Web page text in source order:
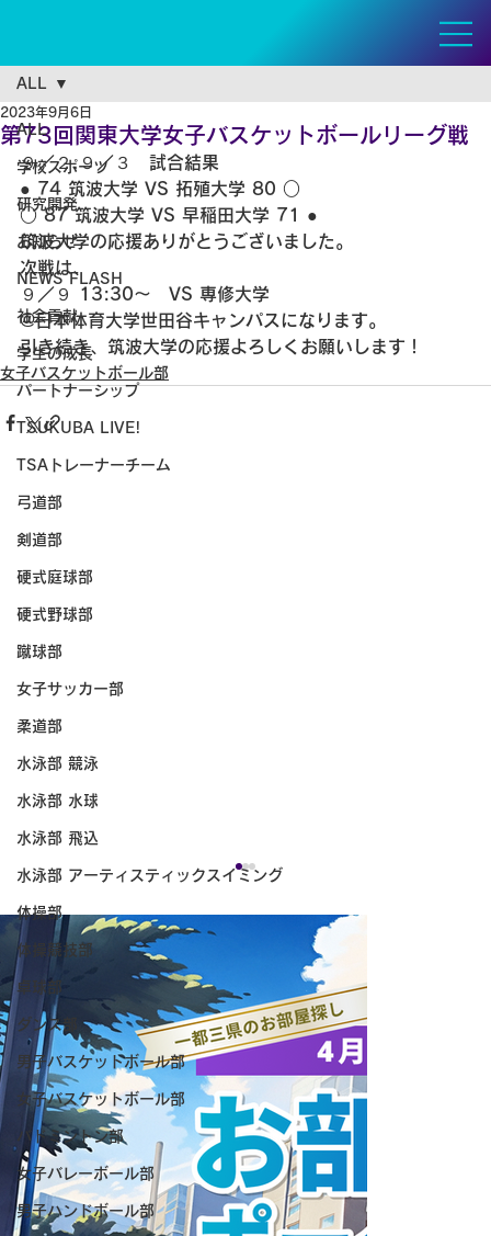
ALL
学校スポーツ
研究開発
お知らせ
NEWS FLASH
社会貢献
学生の成長
パートナーシップ
TSUKUBA LIVE!
TSAトレーナーチーム
弓道部
剣道部
硬式庭球部
硬式野球部
蹴球部
女子サッカー部
柔道部
水泳部 競泳
水泳部 水球
水泳部 飛込
水泳部 アーティスティックスイミング
体操部
体操競技部
卓球部
ダンス部
男子バスケットボール部
女子バスケットボール部
バドミントン部
女子バレーボール部
男子ハンドボール部
ALL
第73回関東大学女子バスケットボールリーグ戦
2023年9月6日
９／２.９／３　試合結果
● 74 筑波大学 VS 拓殖大学 80 ○
○ 87 筑波大学 VS 早稲田大学 71 ●
筑波大学の応援ありがとうございました。
次戦は、
９／９ 13:30〜　VS 専修大学
@日本体育大学世田谷キャンパスになります。
引き続き、筑波大学の応援よろしくお願いします！
女子バスケットボール部
【お知らせ】8/8（土） 筑波大学ホーム
ゲーム「TSUKUBA LIVE! Presented by
SMBC」（女子バスケットボール）を開